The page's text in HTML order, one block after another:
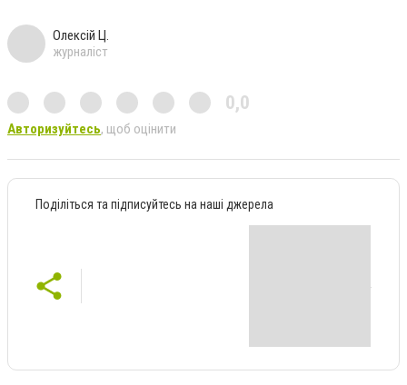
Олексій Ц.
журналіст
0,0
Авторизуйтесь, щоб оцінити
Поділіться та підписуйтесь на наші джерела